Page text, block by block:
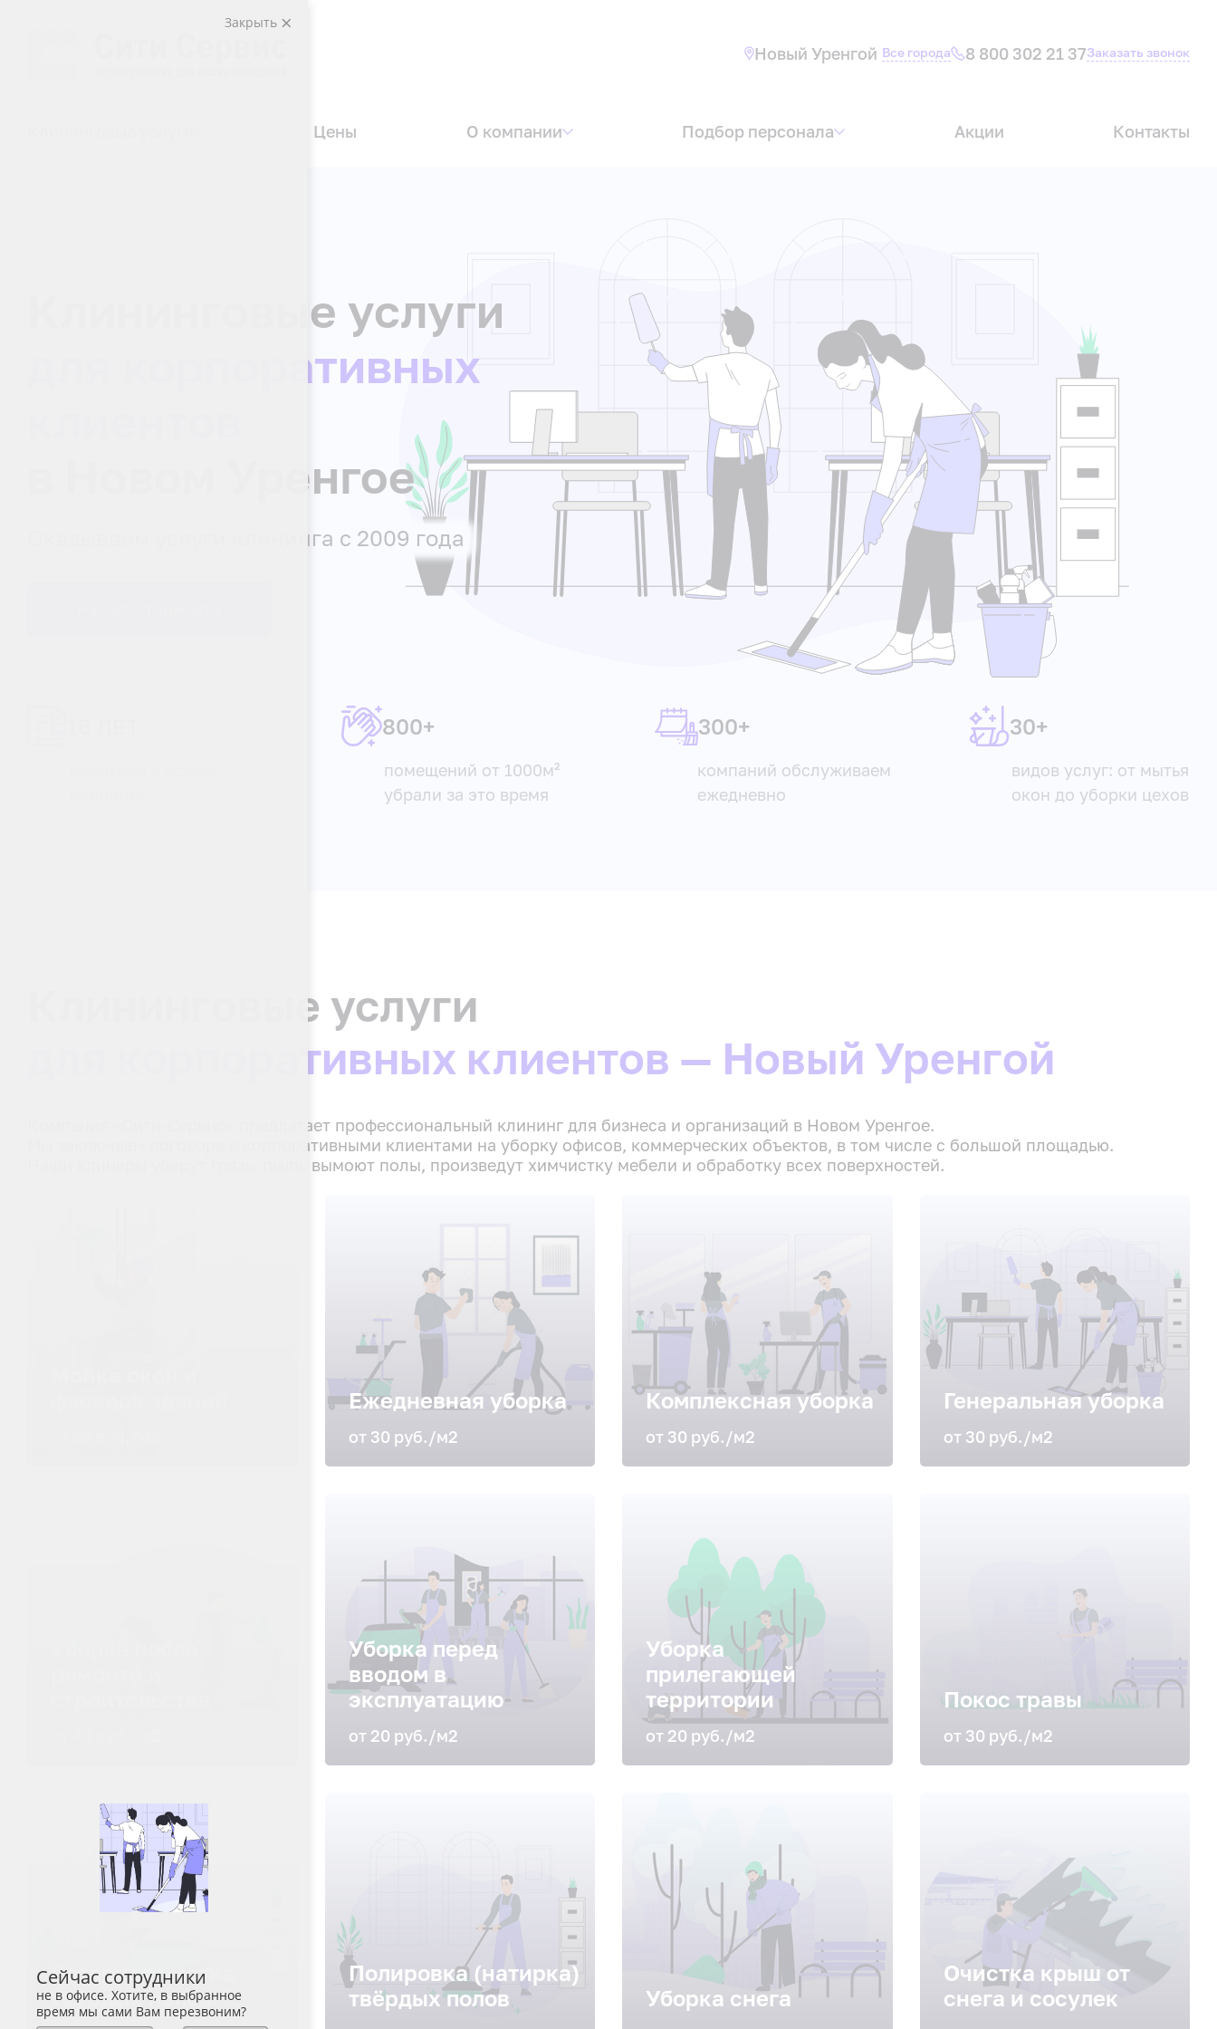
Новый Уренгой Все города 8 800 302 21 37Заказать звонок
Цены О компании Подбор персонала Акции Контакты
Клининговые услуги
для корпоративных
в Новом Уренгое
Оказываем услуги клининга с 2009 года
800+
помещений от 1000м²
убрали за это время
300+
компаний обслуживаем
ежедневно
30+
видов услуг: от мытья
окон до уборки цехов
Клининговые услуги
для корпоративных клиентов — Новый Уренгой
Компания «Сити-Сервис» предлагает профессиональный клининг для бизнеса и организаций в Новом Уренгое.
Мы заключаем договора с корпоративными клиентами на уборку офисов, коммерческих объектов, в том числе с большой площадью.
Наши клинеры уберут грязь, пыль, вымоют полы, произведут химчистку мебели и обработку всех поверхностей.
Ежедневная уборка
от 30 руб./м2
Комплексная уборка
от 30 руб./м2
Генеральная уборка
от 30 руб./м2
Уборка перед
вводом в
эксплуатацию
от 20 руб./м2
Уборка
прилегающей
территории
от 20 руб./м2
Покос травы
от 30 руб./м2
Роторная чистка
твёрдых полов
Полировка (натирка)
твёрдых полов
Уборка снега
Очистка крыш от
снега и сосулек
Закрыть
Сейчас сотрудники
не в офисе. Хотите, в выбранное
время мы сами Вам перезвоним?